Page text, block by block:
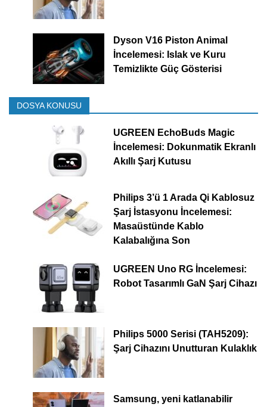
Dyson V16 Piston Animal
İncelemesi: Islak ve Kuru
Temizlikte Güç Gösterisi
DOSYA KONUSU
UGREEN EchoBuds Magic
İncelemesi: Dokunmatik Ekranlı
Akıllı Şarj Kutusu
Philips 3’ü 1 Arada Qi Kablosuz
Şarj İstasyonu İncelemesi:
Masaüstünde Kablo
Kalabalığına Son
UGREEN Uno RG İncelemesi:
Robot Tasarımlı GaN Şarj Cihazı
Philips 5000 Serisi (TAH5209):
Şarj Cihazını Unutturan Kulaklık
Samsung, yeni katlanabilir